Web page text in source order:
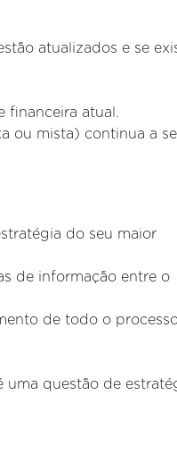
atualizados e se
financeira atual.
ou mista) continua a
do seu maior
de informação entre o
de todo o
uma questão de